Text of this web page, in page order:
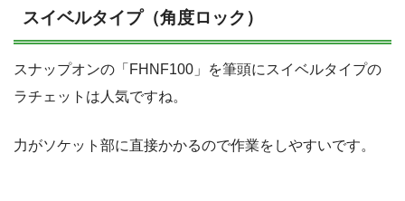
スイベルタイプ（角度ロック）
スナップオンの「FHNF100」を筆頭にスイベルタイプの
ラチェットは人気ですね。
力がソケット部に直接かかるので作業をしやすいです。